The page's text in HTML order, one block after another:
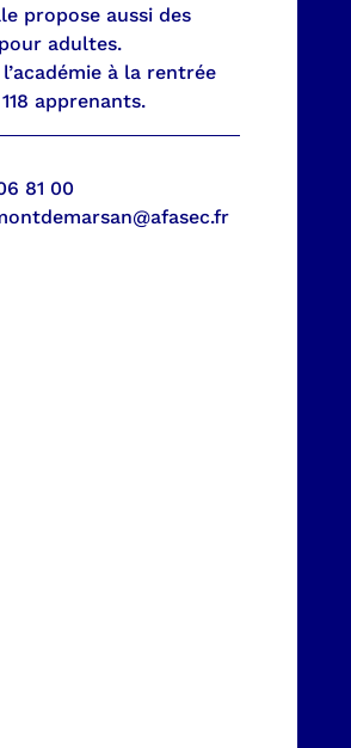
propose aussi des
adultes.
à la rentrée
apprenants.
81 00